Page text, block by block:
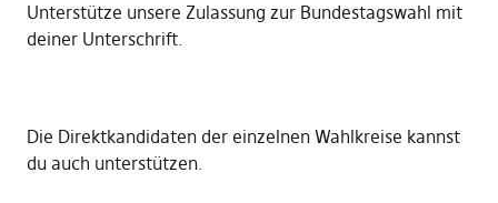
Unterstütze unsere Zulassung zur Bundestagswahl mit
deiner Unterschrift.
Die Direktkandidaten der einzelnen Wahlkreise kannst
du auch unterstützen.